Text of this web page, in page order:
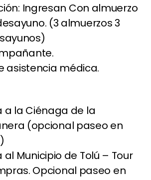
Ingresan Con almuerzo
(3 almuerzos 3
asistencia médica.
a la Ciénaga de la
(opcional paseo en
al Municipio de Tolú – Tour
Opcional paseo en